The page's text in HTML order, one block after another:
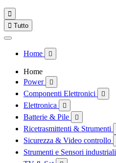

 Tutto
Home 
Home
Power

Componenti Elettronici 
Elettronica 
Batterie & Pile 
Ricetrasmittenti & Strumenti
Sicurezza & Video controllo
Strumenti e Sensori industriali